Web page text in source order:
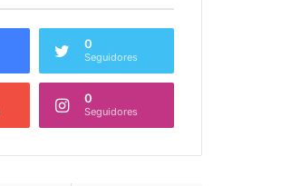
0
Seguidores
0
Seguidores